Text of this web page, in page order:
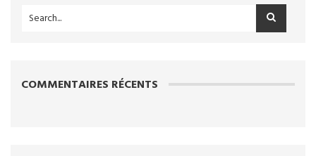
COMMENTAIRES RÉCENTS